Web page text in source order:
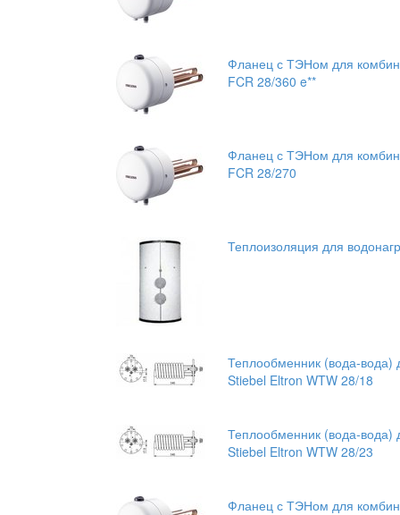
Фланец с ТЭНом для
FCR 28/360 e**
Фланец с ТЭНом для
FCR 28/270
Теплоизоляция для
Теплообменник (вода-вода)
Stiebel Eltron WTW 28/18
Теплообменник (вода-вода)
Stiebel Eltron WTW 28/23
Фланец с ТЭНом для